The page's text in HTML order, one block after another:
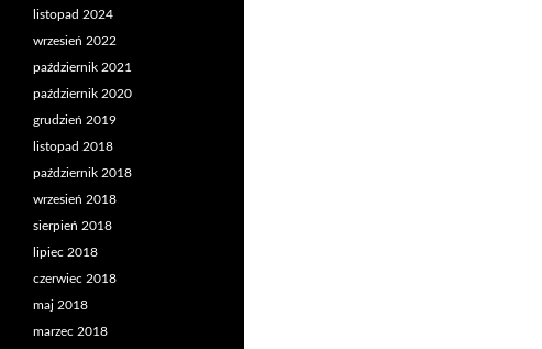
listopad 2024
wrzesień 2022
październik 2021
październik 2020
grudzień 2019
listopad 2018
październik 2018
wrzesień 2018
sierpień 2018
lipiec 2018
czerwiec 2018
maj 2018
marzec 2018